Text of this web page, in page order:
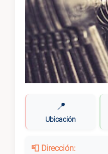
📍
Ubicación
📮 Dirección: